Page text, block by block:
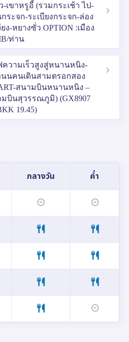
เขาหรูอี้ (รวมกระเช้า ไป-
ระจก-ระเบียงกระจก-ล่อง
ง-หยางซั่ว OPTION :เมือง
ท่าน
ความเร็วสูงสู่หนานหนิง-
นคนเดินสามตรอกสอง
สนามบินหนานหนิง –
มบินสุวรรณภูมิ) (GX8907
19.45)
กลางวัน ค่ำ